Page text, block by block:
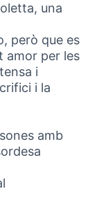
una
però que es
amor per les
i
i la
amb